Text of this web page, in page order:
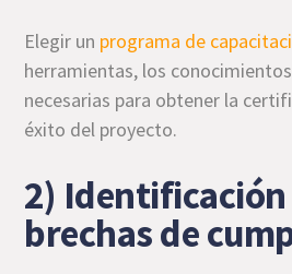
Elegir un programa de
herramientas, los
necesarias para obtener la
éxito del proyecto.
2) Identificación
brechas de